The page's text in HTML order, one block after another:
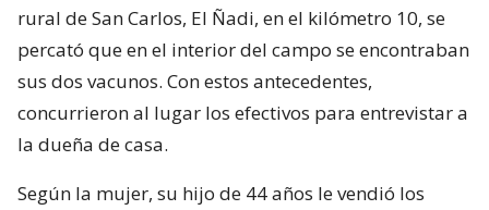
rural de San Carlos, El Ñadi, en el kilómetro 10, se
percató que en el interior del campo se encontraban
sus dos vacunos. Con estos antecedentes,
concurrieron al lugar los efectivos para entrevistar a
la dueña de casa.
Según la mujer, su hijo de 44 años le vendió los